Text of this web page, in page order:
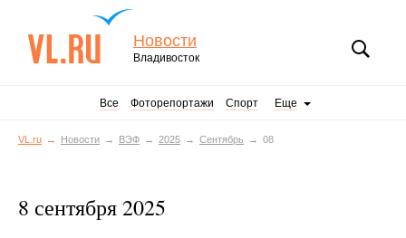
Новости
Владивосток
Все Фоторепортажи Спорт Еще
VL.ru Новости ВЭФ 2025 Сентябрь 08
8 сентября 2025